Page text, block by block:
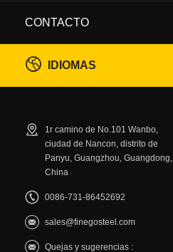
CONTACTO
IDIOMAS
1r camino de No.101 Wanbo,
ciudad de Nancon, distrito de
Panyu, Guangzhou, Guangdong,
China
0086-731-86452692
sales@finegosteel.com
Quejas y sugerencias :